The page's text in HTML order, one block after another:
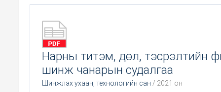
боловсруулахад оршино.
Нарны титэм, дөл, тэсрэлтийн
шинж чанарын судалгаа
Шинжлэх ухаан, технологийн сан / 2021 он